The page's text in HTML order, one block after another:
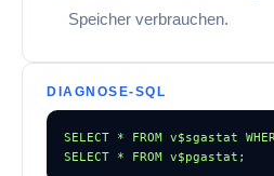
Speicher verbrauchen.
DIAGNOSE-SQL
SELECT * FROM v$sgastat
SELECT * FROM v$pgastat;